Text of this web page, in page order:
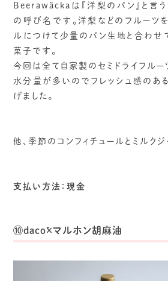
Beerawäckaは『洋梨のパン』と言
の呼び名です。洋梨などのフルーツ
ルにつけて少量のパン生地と合わせ
菓子です。
今回は全て自家製のセミドライフル
水分量が多いのでフレッシュ感のあ
げました。
他、季節のコンフィチュールとミルク
支払い方法：現金
⑩dacō×マルホン胡麻油